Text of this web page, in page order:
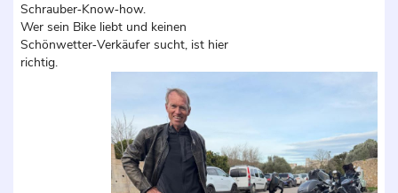
Schrauber‑Know‑how.
Wer sein Bike liebt und keinen
Schönwetter‑Verkäufer sucht, ist hier
richtig.